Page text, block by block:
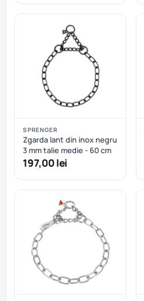
SPRENGER
Zgarda lant din inox negru
3 mm talie medie - 60 cm
197,00 lei